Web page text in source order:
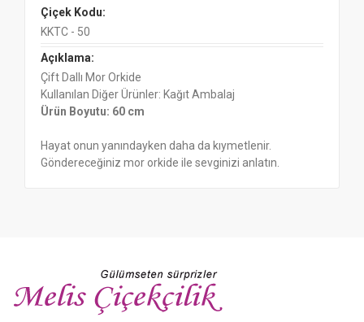
Çiçek Kodu:
KKTC - 50
Açıklama:
Çift Dallı Mor Orkide
Kullanılan Diğer Ürünler: Kağıt Ambalaj
Ürün Boyutu: 60 cm
Hayat onun yanındayken daha da kıymetlenir.
Göndereceğiniz mor orkide ile sevginizi anlatın.